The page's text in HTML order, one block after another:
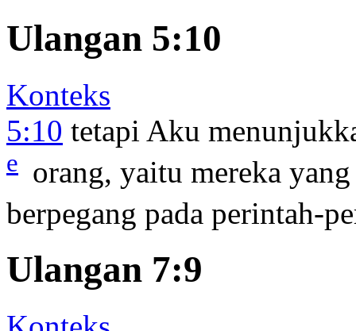
Ulangan 5:10
Konteks
5:10 tetapi Aku
e orang, yaitu mereka
berpegang pada perintah-
Ulangan 7:9